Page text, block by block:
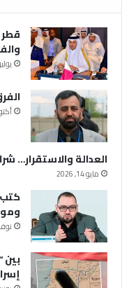
يوليو 3,
أكتوبر
العدالة والاستقرار…
مايو 14, 2026
كتب
نوفمبر
بين